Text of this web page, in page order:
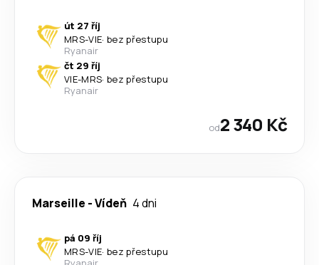
út 27 říj
MRS-VIE· bez přestupu
Ryanair
čt 29 říj
VIE-MRS· bez přestupu
Ryanair
od2 340 Kč
Marseille -Vídeň 4 dni
pá 09 říj
MRS-VIE· bez přestupu